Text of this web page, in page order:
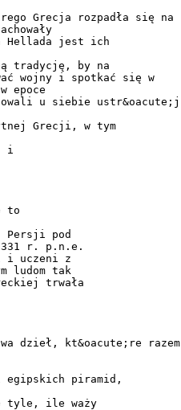
Grecja rozpadła się na
Hellada jest ich
tradycję, by na
wojny i spotkać się w
epoce
u siebie ustr&oacute;j
Grecji, w tym
i
to
Persji pod
331 r. p.n.e.
i uczeni z
ludom tak
trwała
dzieł, kt&oacute;re razem
egipskich piramid,
tyle, ile waży